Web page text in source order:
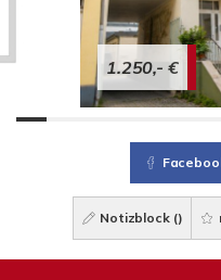
1.250,- €
Notizblock ()